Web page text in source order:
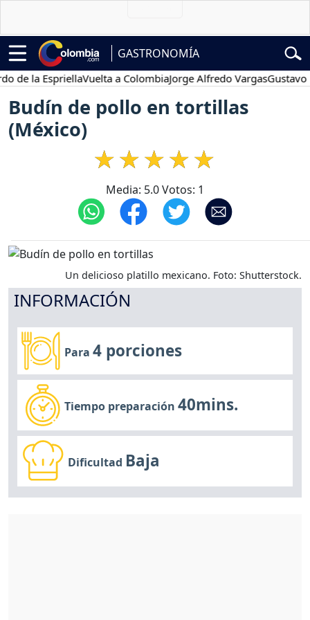
GASTRONOMÍA
la EspriellaVuelta a ColombiaJorge Alfredo VargasGustavo Petro
Budín de pollo en tortillas
(México)
Media: 5.0Votos: 1
Un delicioso platillo mexicano. Foto: Shutterstock.
INFORMACIÓN
Para4 porciones
Tiempo preparación40mins.
Dificultad Baja